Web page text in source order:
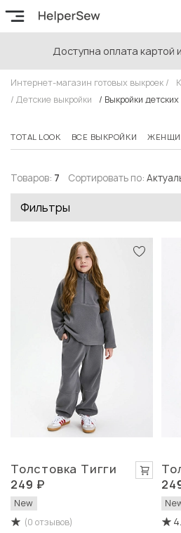
Доступна оплата картой
Выкройки детских
Интернет-магазин готовых выкроек /
/ Детские выкройки / Выкройки
TOTAL LOOK ВСЕ ВЫКРОЙКИ
Сортировать по:
Товаров: 7
Фильтры
Быстрый просмотр
Толстовка Тигги
249 ₽
New
(0 отзывов)